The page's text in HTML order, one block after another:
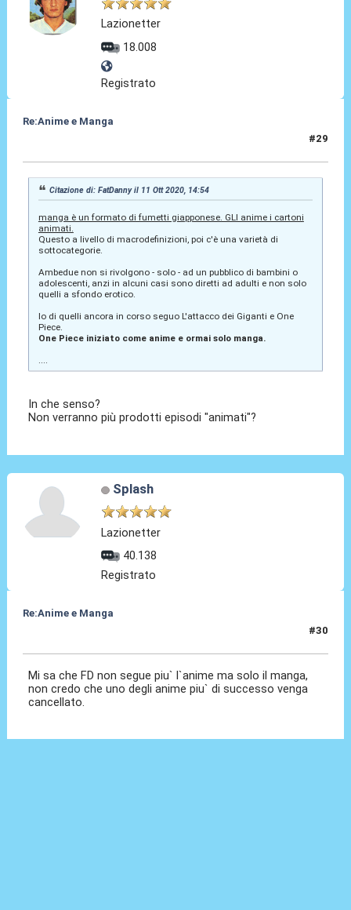
Lazionetter
18.008
Registrato
Re:Anime e Manga
#29
Citazione di: FatDanny il 11 Ott 2020, 14:54
manga è un formato di fumetti giapponese. GLI anime i cartoni
animati.
Questo a livello di macrodefinizioni, poi c'è una varietà di
sottocategorie.
Ambedue non si rivolgono - solo - ad un pubblico di bambini o
adolescenti, anzi in alcuni casi sono diretti ad adulti e non solo
quelli a sfondo erotico.
Io di quelli ancora in corso seguo L'attacco dei Giganti e One
Piece.
One Piece iniziato come anime e ormai solo manga.
....
In che senso?
Non verranno più prodotti episodi "animati"?
Splash
Lazionetter
40.138
Registrato
Re:Anime e Manga
#30
Mi sa che FD non segue piu` l`anime ma solo il manga,
non credo che uno degli anime piu` di successo venga
cancellato.